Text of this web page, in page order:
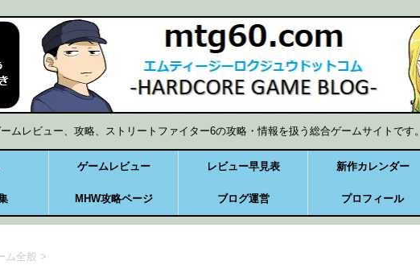
ムレビュー、攻略、ストリートファイター6の攻略・情報を扱う総合ゲームサイトです。
ゲームレビュー レビュー早見表 新作カレンダー
MHW攻略ページ ブログ運営 プロフィール
ム全般 >